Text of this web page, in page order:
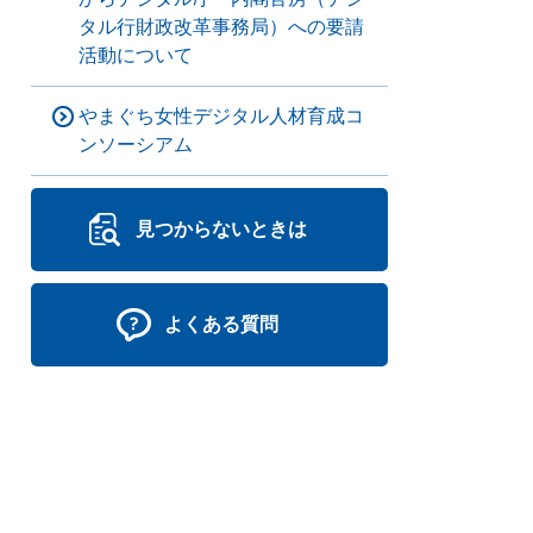
タル行財政改革事務局）への要請
活動について
やまぐち女性デジタル人材育成コ
ンソーシアム
見つからないときは
よくある質問